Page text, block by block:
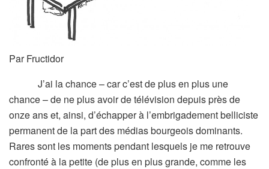
Par Fructidor
J’ai la chance – car c’est de plus en plus une
chance – de ne plus avoir de télévision depuis près de
onze ans et, ainsi, d’échapper à l’embrigadement belliciste
permanent de la part des médias bourgeois dominants.
Rares sont les moments pendant lesquels je me retrouve
confronté à la petite (de plus en plus grande, comme les